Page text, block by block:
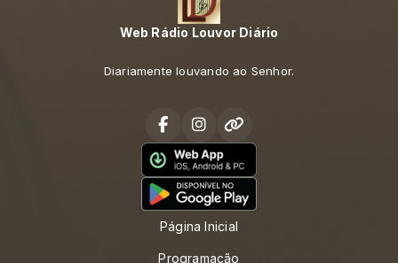
Web Rádio Louvor Diário
Diariamente louvando ao Senhor.
Página Inicial
Programação